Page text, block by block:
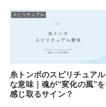
スピリチュアル
糸トンボのスピリチュアル
な意味｜魂が“変化の風”を
感じ取るサイン？